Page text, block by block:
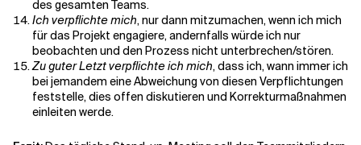
des gesamten Teams.
Ich verpflichte mich, nur dann mitzumachen, wenn ich mich
für das Projekt engagiere, andernfalls würde ich nur
beobachten und den Prozess nicht unterbrechen/stören.
Zu guter Letzt verpflichte ich mich, dass ich, wann immer ich
bei jemandem eine Abweichung von diesen Verpflichtungen
feststelle, dies offen diskutieren und Korrekturmaßnahmen
einleiten werde.